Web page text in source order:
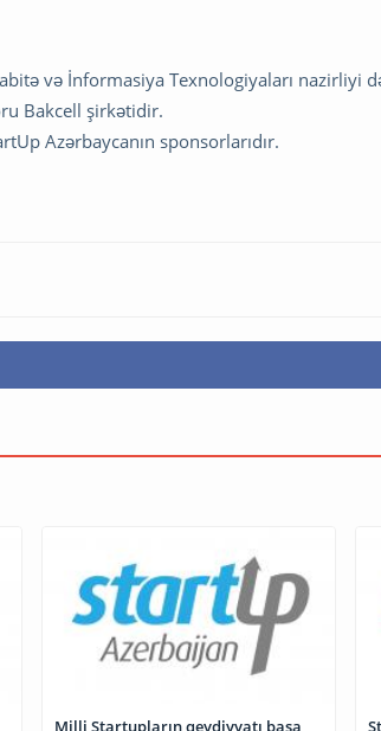
və İnformasiya Texnologiyaları nazirliyi
Bakcell şirkətidir.
Azərbaycanın sponsorlarıdır.
Milli Startupların qeydiyyatı başa